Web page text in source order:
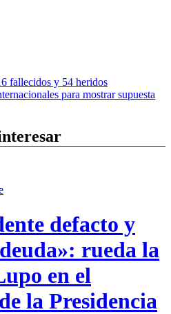
fallecidos y 54 heridos
para mostrar supuesta
defacto y
rueda la
en el
la Presidencia